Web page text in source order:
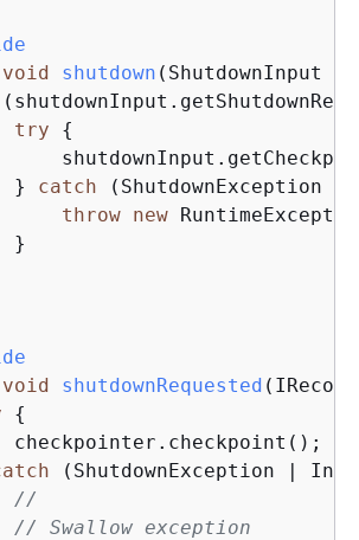
void shutdown (ShutdownInput
try
{
}
catch (ShutdownException
throw new
}
void shutdownRequested
{
checkpointer.checkpoint();
(ShutdownException |
//
// Swallow exception